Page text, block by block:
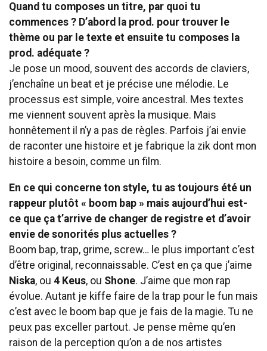
Quand tu composes un titre, par quoi tu
commences ? D’abord la prod. pour trouver le
thème ou par le texte et ensuite tu composes la
prod. adéquate ?
Je pose un mood, souvent des accords de claviers,
j’enchaîne un beat et je précise une mélodie. Le
processus est simple, voire ancestral. Mes textes
me viennent souvent après la musique. Mais
honnêtement il n’y a pas de règles. Parfois j’ai envie
de raconter une histoire et je fabrique la zik dont mon
histoire a besoin, comme un film.
En ce qui concerne ton style, tu as toujours été un
rappeur plutôt « boom bap » mais aujourd’hui est-
ce que ça t’arrive de changer de registre et d’avoir
envie de sonorités plus actuelles ?
Boom bap, trap, grime, screw… le plus important c’est
d’être original, reconnaissable. C’est en ça que j’aime
Niska, ou 4 Keus, ou Shone. J’aime que mon rap
évolue. Autant je kiffe faire de la trap pour le fun mais
c’est avec le boom bap que je fais de la magie. Tu ne
peux pas exceller partout. Je pense même qu’en
raison de la perception qu’on a de nos artistes